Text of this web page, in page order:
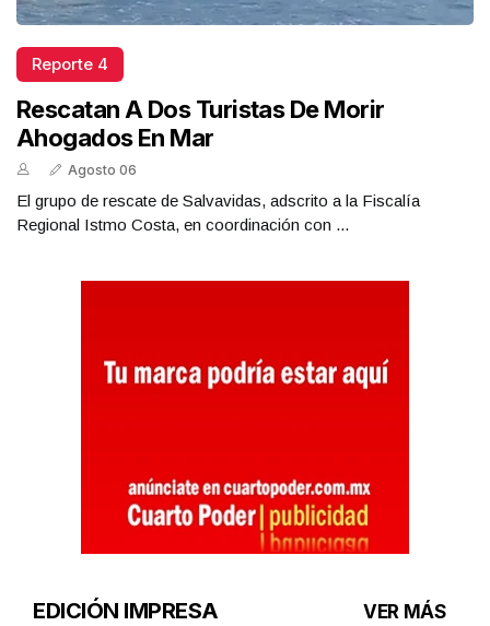
Reporte 4
Rescatan A Dos Turistas De Morir
Ahogados En Mar
Agosto 06
El grupo de rescate de Salvavidas, adscrito a la Fiscalía
Regional Istmo Costa, en coordinación con ...
EDICIÓN IMPRESA VER MÁS